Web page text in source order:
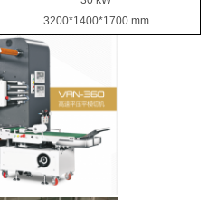
3200*1400*1700 mm